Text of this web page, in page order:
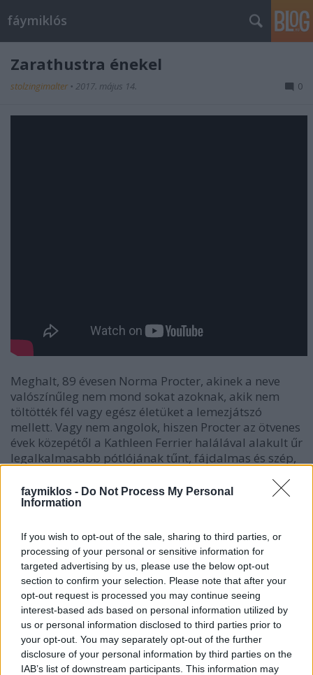
faymiklos - Do Not Process My Personal
Information
If you wish to opt-out of the sale, sharing to third parties, or
processing of your personal or sensitive information for
targeted advertising by us, please use the below opt-out
section to confirm your selection. Please note that after your
opt-out request is processed you may continue seeing
interest-based ads based on personal information utilized by
us or personal information disclosed to third parties prior to
your opt-out. You may separately opt-out of the further
disclosure of your personal information by third parties on the
IAB’s list of downstream participants. This information may
fáymiklós
Zarathustra énekel
stolzingimalter • 2017. május 14. 0
Meghalt, 89 évesen Norma Procter, akinek a neve
valószínűleg nem mond sokat azoknak, akik nem
töltötték fél vagy egész életüket a lemezjátszó
mellett. Vagy nem angolok, hiszen Procter az ötvenes
évek közepétől a Kathleen Ferrier halálával alakult űr
legalkalmasabb pótlójának tűnt, fájdalmas és szép,
maradt, valaki, akinek a nevét folyton olvasta az
ember, de nem mondhatnám, hogy a szomszéd
szomszéd szobában sem őt hallgatták.
Halála nekem egy másik halált is eszembe juttat,
Bors Jenő, a Hungarotont egykor naggyá tevő
igazgató elhunytakor írta Nádori Péter, hogy ha
emlékezni akarunk rá, tegyük föl a Mahler 3.
szimfóniát Horensteinnel. Egyfelől azt éreztem, hogy
ez csodálatos, egy lemezkiadóra lemezzel emlékezni,
és az egész embert, az ízlését, érdeklődését, világát